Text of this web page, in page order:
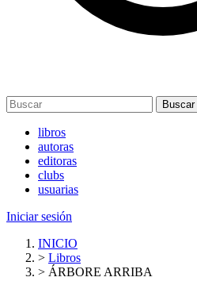
Buscar
libros
autoras
editoras
clubs
usuarias
Iniciar sesión
INICIO
> Libros
> ÁRBORE ARRIBA